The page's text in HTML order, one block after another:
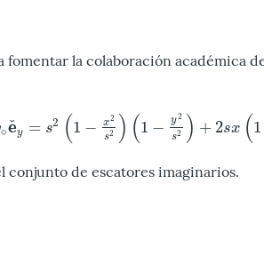
fomentar la colaboración académica
⋄e
ˇy = s2 (1 − x2
s2 ) (1 − y2
s2 ) + 2sx (1
=s2( 1−x2s 2 (1 −y 2s2 ) 2 sx(1 −y2 s 2)e ˇx+2 y (1
conjunto de escatores imaginarios.